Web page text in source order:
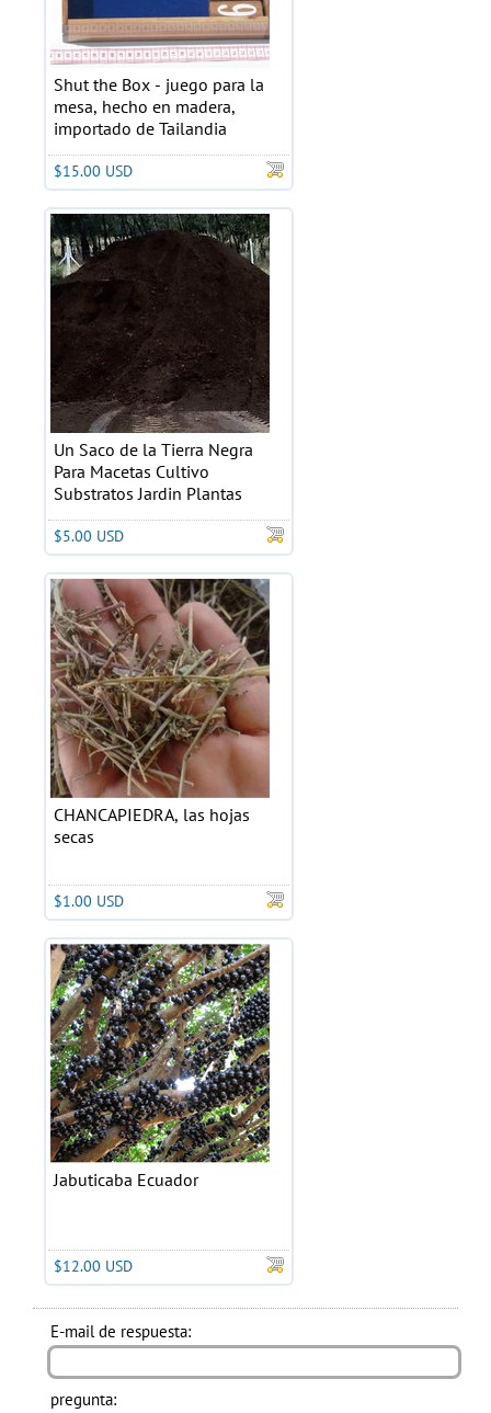
Shut the Box - juego para la
mesa, hecho en madera,
importado de Tailandia
$15.00 USD
Un Saco de la Tierra Negra
Para Macetas Cultivo
Substratos Jardin Plantas
$5.00 USD
CHANCAPIEDRA, las hojas
secas
$1.00 USD
Jabuticaba Ecuador
$12.00 USD
E-mail de respuesta:
pregunta: